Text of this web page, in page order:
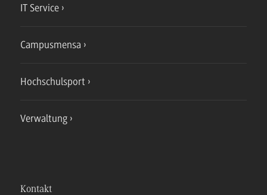
IT Service
Campusmensa
Hochschulsport
Verwaltung
Kontakt